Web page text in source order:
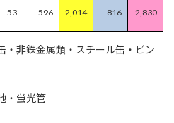
53 596 2,014 816 2,830
非鉄金属類・スチール缶・ビン
蛍光管